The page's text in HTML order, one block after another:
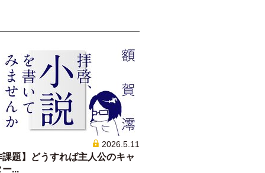
2026.5.11
課題】どうすれば主人公のキャ
ー...